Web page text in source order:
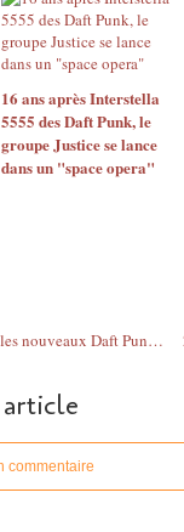
16 ans après Interstella
5555 des Daft Punk, le
groupe Justice se lance
dans un "space opera"
Nicolas, Alain et Jacques les nouveaux Daft Punk et Pharrell Williams #Pharrell #daftpunk
commentaire